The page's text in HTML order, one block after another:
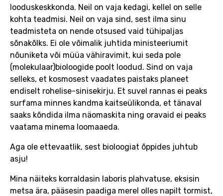
looduskeskkonda. Neil on vaja kedagi, kellel on selle
kohta teadmisi. Neil on vaja sind, sest ilma sinu
teadmisteta on nende otsused vaid tühipaljas
sõnakõlks. Ei ole võimalik juhtida ministeeriumit
nõuniketa või müüa vähiravimit, kui seda pole
(molekulaar)bioloogide poolt loodud. Sind on vaja
selleks, et kosmosest vaadates paistaks planeet
endiselt rohelise-sinisekirju. Et suvel rannas ei peaks
surfama minnes kandma kaitseülikonda, et tänaval
saaks kõndida ilma näomaskita ning oravaid ei peaks
vaatama minema loomaaeda.
Aga ole ettevaatlik, sest bioloogiat õppides juhtub
asju!
Mina näiteks korraldasin laboris plahvatuse, eksisin
metsa ära, pääsesin paadiga merel olles napilt tormist,